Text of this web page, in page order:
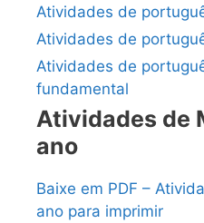
Atividades de
Atividades de
Atividades de
fundamental
Atividades de
ano
Baixe em PDF –
ano para imprimir